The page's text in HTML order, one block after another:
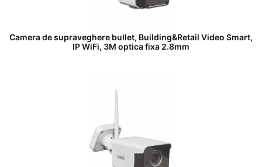
Camera de supraveghere bullet, Building&Retail Video Smart,
IP WiFi, 3M optica fixa 2.8mm